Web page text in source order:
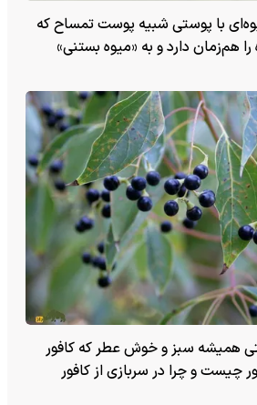
با پوستی شبیه پوست تمساح که
هم‌زمان دارد و به «میوه بستنی»
همیشه سبز و خوش عطر که کافور
چیست و چرا در سربازی از کافور